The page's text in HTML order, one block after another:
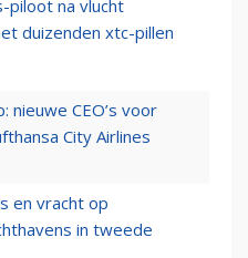
piloot na vlucht
duizenden xtc-pillen
nieuwe CEO’s voor
City Airlines
en vracht op
in tweede